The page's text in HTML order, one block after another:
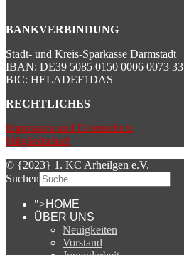
BANKVERBINDUNG
Stadt- und Kreis-Sparkasse Darmstadt
IBAN: DE39 5085 0150 0006 0073 33
BIC: HELADEF1DAS
RECHTLICHES
Impressum und Datenschutz
Mitgliedschaft
© {2023} 1. KC Arheilgen e.V.
Suchen
">HOME
ÜBER UNS
Neuigkeiten
Vorstand